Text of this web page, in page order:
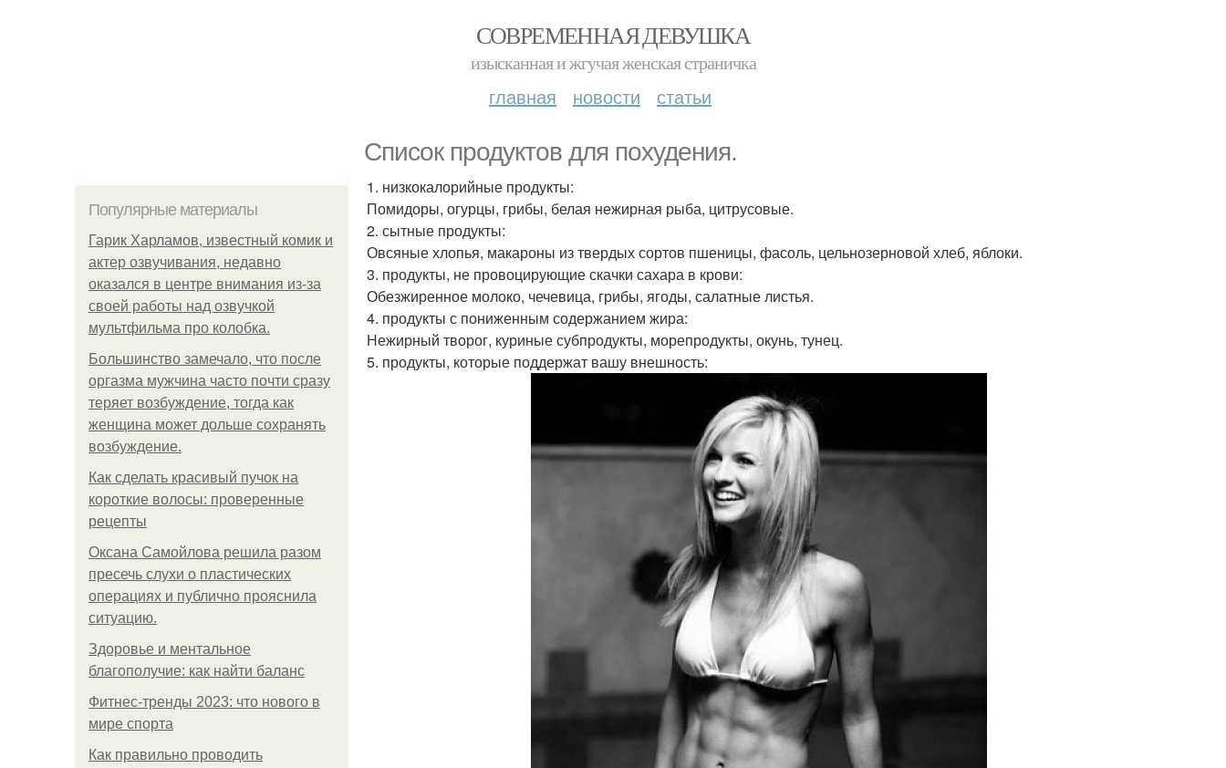
СОВРЕМЕННАЯ ДЕВУШКА
изысканная и жгучая женская страничка
главная новости статьи
Список продуктов для похудения.
Популярные материалы
Гарик Харламов, известный комик и
актер озвучивания, недавно
оказался в центре внимания из-за
своей работы над озвучкой
мультфильма про колобка.
Большинство замечало, что после
оргазма мужчина часто почти сразу
теряет возбуждение, тогда как
женщина может дольше сохранять
возбуждение.
Как сделать красивый пучок на
короткие волосы: проверенные
рецепты
Оксана Самойлова решила разом
пресечь слухи о пластических
операциях и публично прояснила
ситуацию.
Здоровье и ментальное
благополучие: как найти баланс
Фитнес-тренды 2023: что нового в
мире спорта
Как правильно проводить
1. низкокалорийные продукты:
Помидоры, огурцы, грибы, белая нежирная рыба, цитрусовые.
2. сытные продукты:
Овсяные хлопья, макароны из твердых сортов пшеницы, фасоль, цельнозерновой хлеб, яблоки.
3. продукты, не провоцирующие скачки сахара в крови:
Обезжиренное молоко, чечевица, грибы, ягоды, салатные листья.
4. продукты с пониженным содержанием жира:
Нежирный творог, куриные субпродукты, морепродукты, окунь, тунец.
5. продукты, которые поддержат вашу внешность: